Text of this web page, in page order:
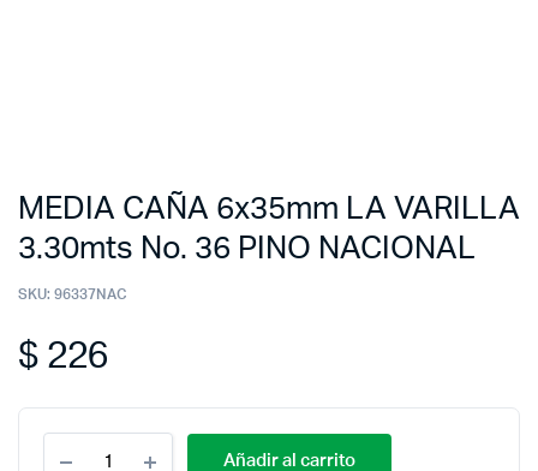
MEDIA CAÑA 6x35mm LA VARILLA
3.30mts No. 36 PINO NACIONAL
SKU: 96337NAC
$226
Añadir al carrito